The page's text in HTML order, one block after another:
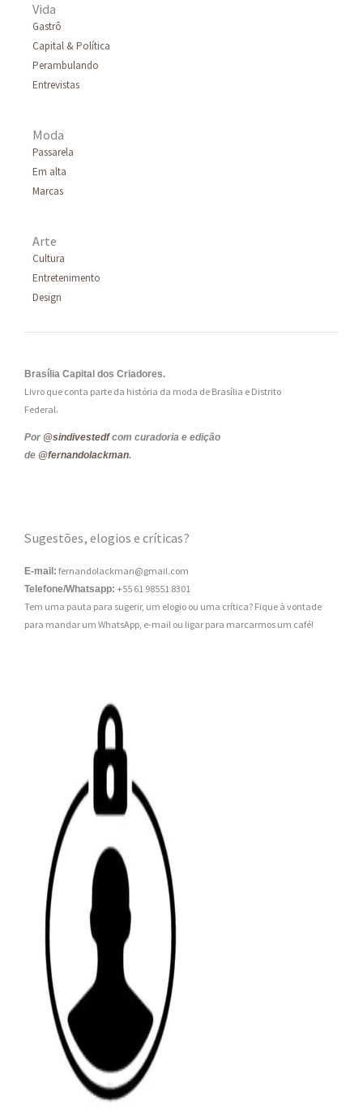
Vida
Gastrô
Capital & Política
Perambulando
Entrevistas
Moda
Passarela
Em alta
Marcas
Arte
Cultura
Entretenimento
Design
Brasília Capital dos Criadores.
Livro que conta parte da história da moda de Brasília e Distrito
Federal.
Por @sindivestedfcom curadoria e edição
de @fernandolackman.
Sugestões, elogios e críticas?
E-mail: fernandolackman@gmail.com
Telefone/Whatsapp: +55 61 98551 8301
Tem uma pauta para sugerir, um elogio ou uma crítica? Fique à vontade
para mandar um WhatsApp, e-mail ou ligar para marcarmos um café!